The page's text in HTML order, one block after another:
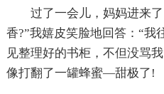
过了一会儿，妈妈进来
香?”我嬉皮笑脸地回答：“我
见整理好的书柜，不但没骂
像打翻了一罐蜂蜜—甜极了!